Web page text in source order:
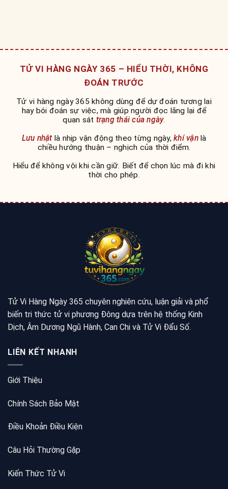
TỬ VI HÀNG NGÀY 365 – HIỂU THỜI, KHÔNG
ĐOÁN TRƯỚC
Tử vi hàng ngày 365 không dùng để dự đoán tương lai
hay bói đoán sự việc, mà giúp người đọc lắng lại để
quan sát trạng thái của ngày.
Lưu nhậtlà nhịp vận động theo từng ngày, khí vậnlà
chiều hướng thuận – nghịch của thời điểm.
Hiểu để không vội khi cần giữ. Biết để chọn lúc mà đi khi
thời cho phép.
Tử Vi Hàng Ngày 365 chuyên nghiên cứu, luận giải và phổ
biến tri thức tử vi phương Đông dựa trên hệ thống Kinh
Dịch, Âm Dương Ngũ Hành, Can Chi và Tử Vi Đẩu Số.
LIÊN KẾT NHANH
Giới Thiệu
Chính Sách Bảo Mật
Điều Khoản Điều Kiện
Câu Hỏi Thường Gặp
Kiến Thức Tử Vi